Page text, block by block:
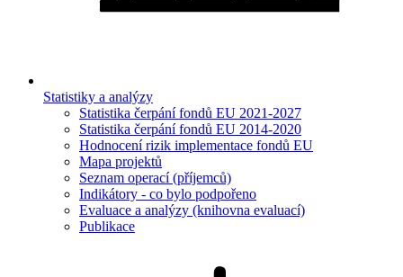
Statistiky a analýzy
Statistika čerpání fondů EU 2021-2027
Statistika čerpání fondů EU 2014-2020
Hodnocení rizik implementace fondů EU
Mapa projektů
Seznam operací (příjemců)
Indikátory - co bylo podpořeno
Evaluace a analýzy (knihovna evaluací)
Publikace